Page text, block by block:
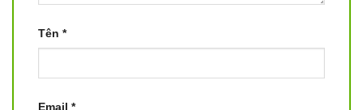
Tên *
Email *